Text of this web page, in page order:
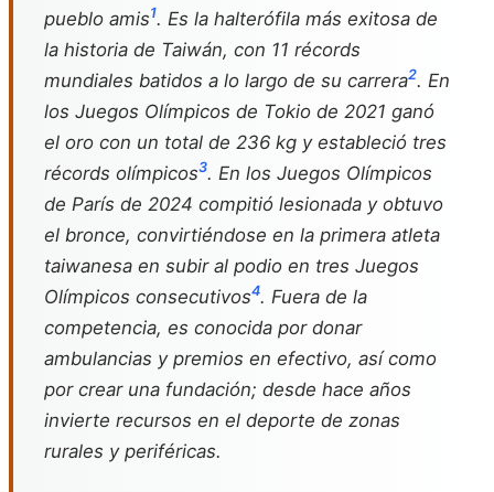
pueblo amis1. Es la halterófila más exitosa de
la historia de Taiwán, con 11 récords
mundiales batidos a lo largo de su carrera2. En
los Juegos Olímpicos de Tokio de 2021 ganó
el oro con un total de 236 kg y estableció tres
récords olímpicos3. En los Juegos Olímpicos
de París de 2024 compitió lesionada y obtuvo
el bronce, convirtiéndose en la primera atleta
taiwanesa en subir al podio en tres Juegos
Olímpicos consecutivos4. Fuera de la
competencia, es conocida por donar
ambulancias y premios en efectivo, así como
por crear una fundación; desde hace años
invierte recursos en el deporte de zonas
rurales y periféricas.